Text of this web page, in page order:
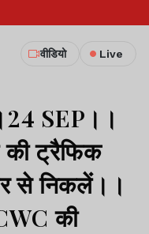
वीडियो Live
SEP।।
की ट्रैफिक
से निकलें।।
की